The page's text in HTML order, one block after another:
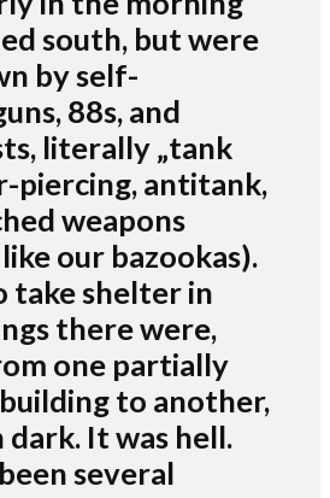
south, but were
by self-
88s, and
literally „tank
piercing, antitank,
weapons
our bazookas).
take shelter in
there were,
one partially
to another,
It was hell.
several